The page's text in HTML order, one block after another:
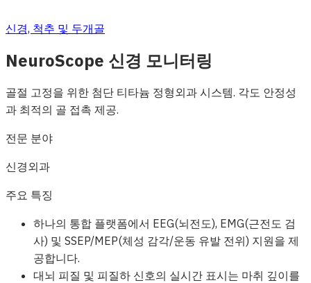
신경, 척추 및 두개골
NeuroScope 신경 모니터링
골절 고정을 위한 첨단 티타늄 정형외과 시스템. 각도 안정성
과 최적의 골 접촉 제공.
전문 분야
신경외과
주요 특징
하나의 통합 플랫폼에서 EEG(뇌전도), EMG(근전도 검
사) 및 SSEP/MEP(체성 감각/운동 유발 전위) 지원을 제
공합니다.
대뇌 피질 및 피질하 신호의 실시간 표시는 마취 깊이를